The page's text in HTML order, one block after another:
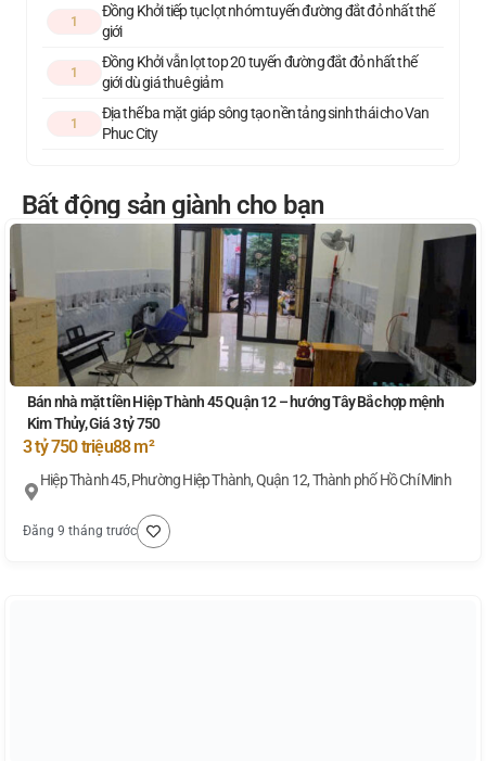
1
Đồng Khởi tiếp tục lọt nhóm tuyến đường đắt đỏ nhất thế
giới
1
Đồng Khởi vẫn lọt top 20 tuyến đường đắt đỏ nhất thế
giới dù giá thuê giảm
1
Địa thế ba mặt giáp sông tạo nền tảng sinh thái cho Van
Phuc City
Bất động sản giành cho bạn
Bán nhà mặt tiền Hiệp Thành 45 Quận 12 – hướng Tây Bắc hợp mệnh
Kim Thủy, Giá 3 tỷ 750
3 tỷ 750 triệu88 m²
Hiệp Thành 45, Phường Hiệp Thành, Quận 12, Thành phố Hồ Chí Minh
Đăng 9 tháng trước